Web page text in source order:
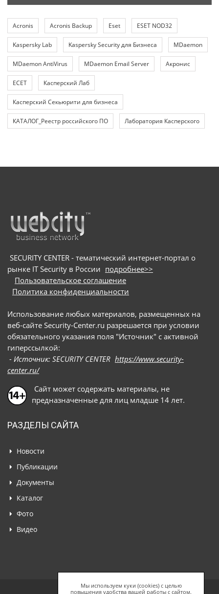
Acronis Acronis Backup Eset ESET NOD32
Kaspersky Lab Kaspersky Security для Бизнеса MDaemon
MDaemon AntiVirus MDaemon Email Server Акронис
ЕСЕТ Касперский Лаб
Касперский Секьюрити для бизнеса
КАТАЛОГ_Реестр российского ПО Лаборатория Касперского
SECURITY CENTER - тематический интернет-портал о
рынке IT Security в России подробнее>>
Пользовательское соглашение
Политика конфиденциальности
Использование любых материалов, размещенных на
веб-сайте Security-Center.ru разрешается при условии
обязательного указания поля "Источник" с активной
гиперссылкой:
- Источник: SECURITY CENTER https://www.security-
center.ru/
Сайт может содержать материалы, не
предназначенные для лиц младше 14 лет.
РАЗДЕЛЫ САЙТА
Новости
Публикации
Документы
Каталог
Фото
Видео
Мы используем куки (cookies) с целью
повышения удобства вашей работы с сайтом.